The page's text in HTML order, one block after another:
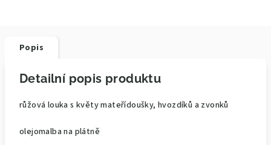
Popis
Detailní popis produktu
růžová louka s květy mateřídoušky, hvozdíků a zvonků
olejomalba na plátně